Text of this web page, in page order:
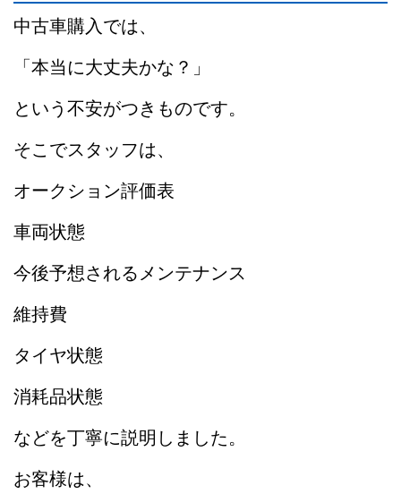
中古車購入では、
「本当に大丈夫かな？」
という不安がつきものです。
そこでスタッフは、
オークション評価表
車両状態
今後予想されるメンテナンス
維持費
タイヤ状態
消耗品状態
などを丁寧に説明しました。
お客様は、